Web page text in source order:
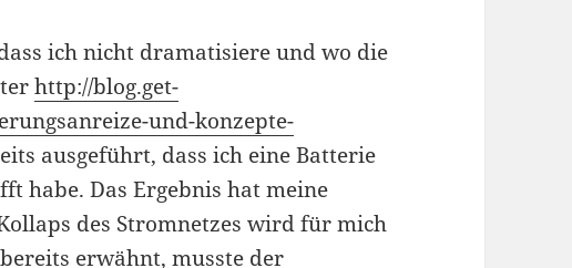
ich nicht dramatisiere und wo die
http://blog.get-
und-konzepte-
ausgeführt, dass ich eine Batterie
habe. Das Ergebnis hat meine
des Stromnetzes wird für mich
erwähnt, musste der